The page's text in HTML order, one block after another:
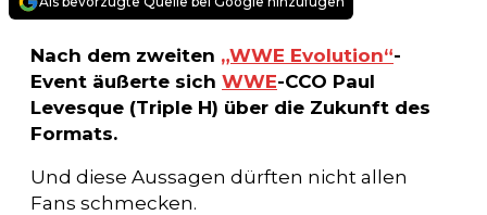
Nach dem zweiten „WWE Evolution“-
Event äußerte sich WWE-CCO Paul
Levesque (Triple H) über die Zukunft des
Formats.
Und diese Aussagen dürften nicht allen
Fans schmecken.